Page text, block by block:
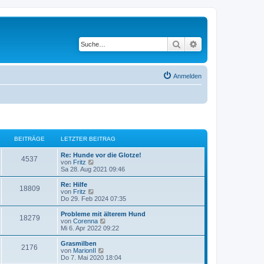
Suche
Anmelden
BEITRÄGE LETZTER BEITRAG
4537
i
t
r
ä
L
e
t
z
t
e
r
e
i
t
r
g
Re: Hunde vor die Glotze!
von Fritz
e
u
t
B
e
i
r
a
g
Sa 28. Aug 2021 09:46
18809B
i
t
L
e
t
z
t
e
r
e
t
r
Re: Hilfe
von Fritz
e
u
e
s
t
B
e
i
Do 29. Feb 2024 07:35
18279B
L
e
t
z
t
e
r
Probleme mit älterem Hund
von Corenna
e
u
t
Mi 6. Apr 2022 09:22
2176
L
e
t
Grasmilben
von MarionII
e
Do 7. Mai 2020 18:04